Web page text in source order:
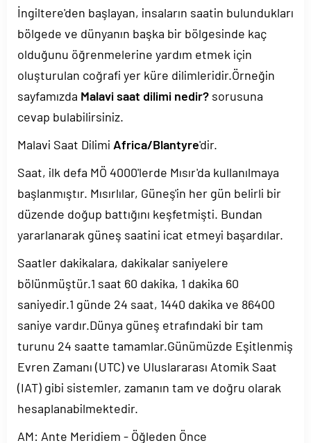
İngiltere'den başlayan, insaların saatin bulundukları
bölgede ve dünyanın başka bir bölgesinde kaç
olduğunu öğrenmelerine yardım etmek için
oluşturulan coğrafi yer küre dilimleridir.Örneğin
sayfamızda Malavi saat dilimi nedir? sorusuna
cevap bulabilirsiniz.
Malavi Saat Dilimi Africa/Blantyre'dir.
Saat, ilk defa MÖ 4000'lerde Mısır'da kullanılmaya
başlanmıştır. Mısırlılar, Güneş'in her gün belirli bir
düzende doğup battığını keşfetmişti. Bundan
yararlanarak güneş saatini icat etmeyi başardılar.
Saatler dakikalara, dakikalar saniyelere
bölünmüştür.1 saat 60 dakika, 1 dakika 60
saniyedir.1 günde 24 saat, 1440 dakika ve 86400
saniye vardır.Dünya güneş etrafındaki bir tam
turunu 24 saatte tamamlar.Günümüzde Eşitlenmiş
Evren Zamanı (UTC) ve Uluslararası Atomik Saat
(IAT) gibi sistemler, zamanın tam ve doğru olarak
hesaplanabilmektedir.
AM: Ante Meridiem - Öğleden Önce